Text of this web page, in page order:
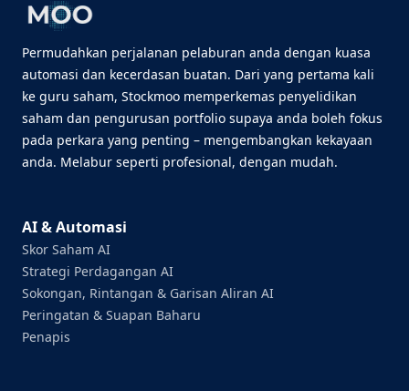
Permudahkan perjalanan pelaburan anda dengan kuasa
automasi dan kecerdasan buatan. Dari yang pertama kali
ke guru saham, Stockmoo memperkemas penyelidikan
saham dan pengurusan portfolio supaya anda boleh fokus
pada perkara yang penting – mengembangkan kekayaan
anda. Melabur seperti profesional, dengan mudah.
AI & Automasi
Skor Saham AI
Strategi Perdagangan AI
Sokongan, Rintangan & Garisan Aliran AI
Peringatan & Suapan Baharu
Penapis